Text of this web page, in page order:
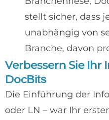
stellt sicher, dass
unabhängig von
Branche, davon
Verbessern Sie Ihr
DocBits
Die Einführung der
oder LN – war Ihr